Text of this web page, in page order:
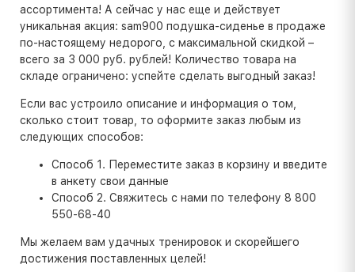
ассортимента! А сейчас у нас еще и действует
уникальная акция: sam900 подушка-сиденье в продаже
по-настоящему недорого, с максимальной скидкой –
всего за 3 000 руб. рублей! Количество товара на
складе ограничено: успейте сделать выгодный заказ!
Если вас устроило описание и информация о том,
сколько стоит товар, то оформите заказ любым из
следующих способов:
Способ 1. Переместите заказ в корзину и введите
в анкету свои данные
Способ 2. Свяжитесь с нами по телефону 8 800
550-68-40
Мы желаем вам удачных тренировок и скорейшего
достижения поставленных целей!